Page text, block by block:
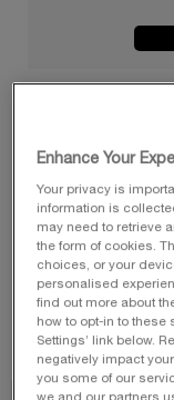
Very
JE
relaisgratuite dès
60€
Enhance Your
Your privacy is
information is
may need to retrieve
the form of cookies.
choices, or your
personalised
find out more about
how to opt-in to these
Settings’ link below.
negatively impact
you some of our